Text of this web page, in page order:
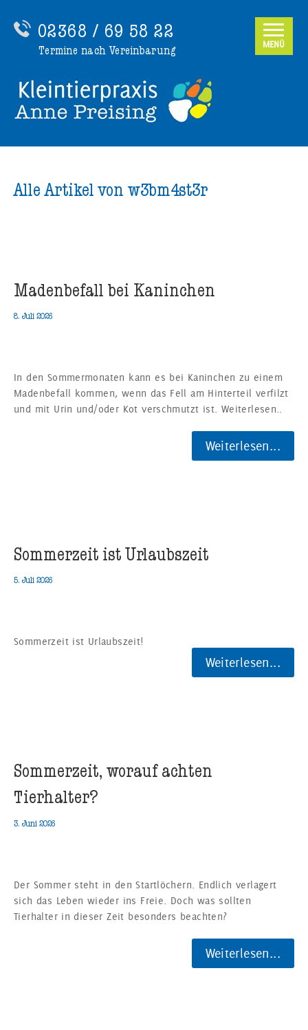
02368 / 69 58 22
Termine nach Vereinbarung
Alle Artikel von w3bm4st3r
Madenbefall bei Kaninchen
8. Juli 2026
In den Sommermonaten kann es bei Kaninchen zu einem
Madenbefall kommen, wenn das Fell am Hinterteil verfilzt
und mit Urin und/oder Kot verschmutzt ist. Weiterlesen..
Weiterlesen...
Sommerzeit ist Urlaubszeit
5. Juli 2026
Sommerzeit ist Urlaubszeit!
Weiterlesen...
Sommerzeit, worauf achten
Tierhalter?
3. Juni 2026
Der Sommer steht in den Startlöchern. Endlich verlagert
sich das Leben wieder ins Freie. Doch was sollten
Tierhalter in dieser Zeit besonders beachten?
Weiterlesen...
MENÜ